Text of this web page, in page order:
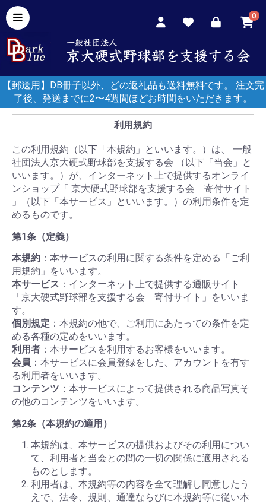
0
【郵送用】DB冊子以外、どの返礼品も送料無料です。 注文完
了後、発送までに2〜4週間ほどお時間をいただきます。
利用規約
この利用規約（以下「本規約」といいます。）は、 一般
社団法人京大硬式野球部を支援する会 （以下「当会」と
いいます。）が、インターネット上で提供するオンライ
ンショップ「 京大硬式野球部を支援する会 寄付サイト
」（以下「本サービス」といいます。）の利用条件を定
めるものです。
第1条（定義）
本規約 ：本サービスの利用に関する条件を定める「ご利
用規約」をいいます。
本サービス ：インターネット上で提供する通販サイト
「京大硬式野球部を支援する会 寄付サイト」をいいま
す。
個別規定 ：本規約の他で、ご利用にあたっての条件を定
める各種の定めをいいます。
利用者 ：本サービスを利用するお客様をいいます。
会員 ：本サービスに会員登録をした、アカウントを有す
る利用者をいいます。
コンテンツ ：本サービスによって提供される商品写真そ
の他のコンテンツをいいます。
第2条（本規約の適用）
本規約は、本サービスの提供およびその利用につい
て、利用者と当会との間の一切の関係に適用される
ものとします。
利用者は、本規約等の内容を全て理解し同意したう
えで、法令、規則、通達ならびに本規約等に従い本